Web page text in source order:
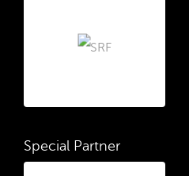
Special Partner